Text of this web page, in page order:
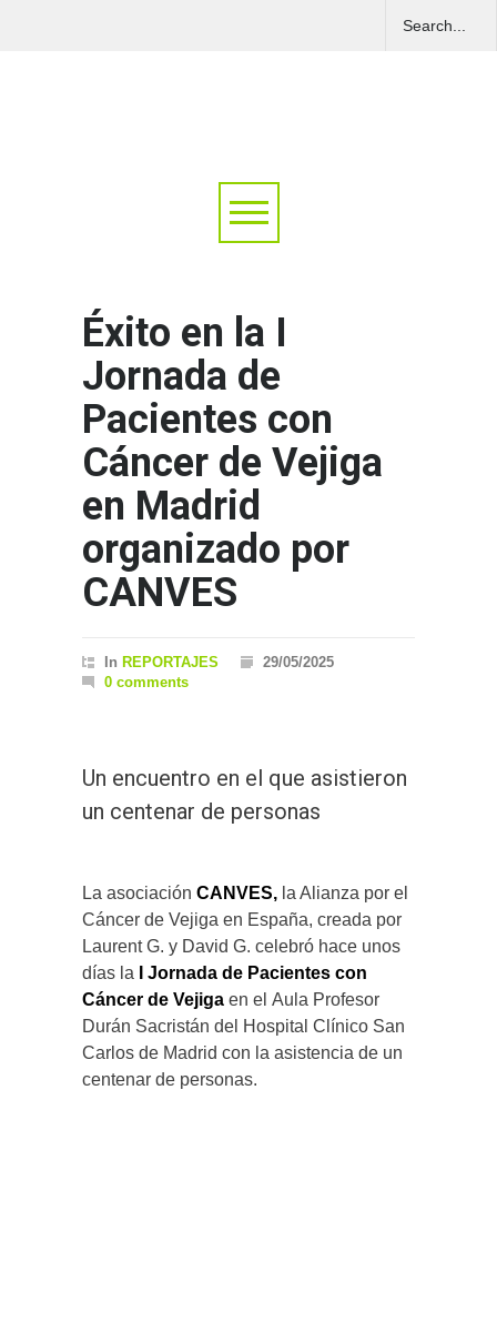
Éxito en la I
Jornada de
Pacientes con
Cáncer de Vejiga
en Madrid
organizado por
CANVES
In REPORTAJES
29/05/2025
0 comments
Un encuentro en el que asistieron
un centenar de personas
La asociación CANVES, la Alianza por el
Cáncer de Vejiga en España, creada por
Laurent G. y David G. celebró hace unos
días la
I Jornada de Pacientes con
Cáncer de Vejiga en el Aula Profesor
Durán Sacristán del Hospital Clínico San
Carlos de Madrid con la asistencia de un
centenar de personas.